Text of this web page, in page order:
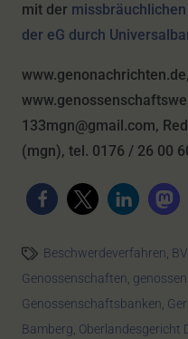
mit der
der eG durch
www.genonachrichten.de,
133mgn@gmail.com,
(mgn), tel. 0176 / 26 00
Beschwerdeverfahren,
Genossenschaften,
Genossenschaftsbanken,
Bamberg, Oberlandesgericht